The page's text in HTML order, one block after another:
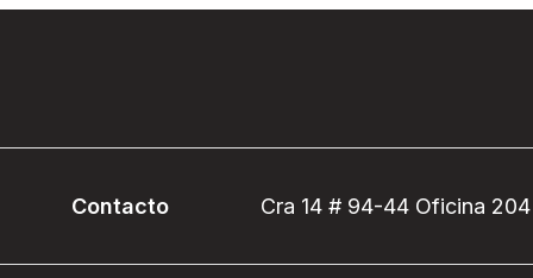
Contacto Cra 14 # 94-44 Oficina 204